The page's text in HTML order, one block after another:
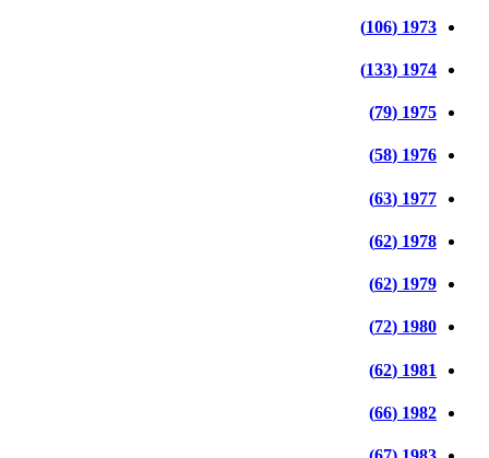
1973 (106)
1974 (133)
1975 (79)
1976 (58)
1977 (63)
1978 (62)
1979 (62)
1980 (72)
1981 (62)
1982 (66)